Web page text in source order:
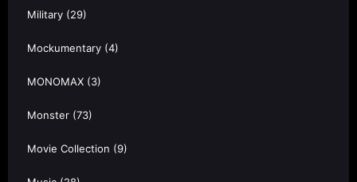
Military (29)
Mockumentary (4)
MONOMAX (3)
Monster (73)
Movie Collection (9)